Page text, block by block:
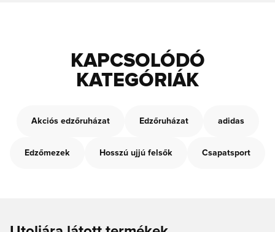
KAPCSOLÓDÓ
KATEGÓRIÁK
Akciós edzőruházat Edzőruházat adidas
Edzőmezek Hosszú ujjú felsők Csapatsport